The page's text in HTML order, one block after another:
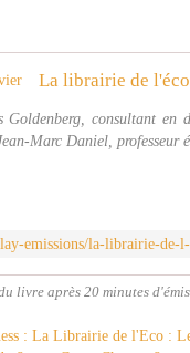
La librairie de
consultant en
Marc Daniel, professeur
livre après 20 minutes